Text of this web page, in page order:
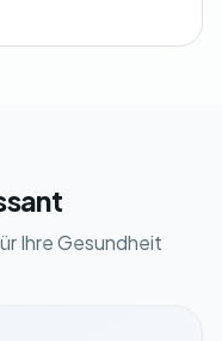
Ihre Gesundheit